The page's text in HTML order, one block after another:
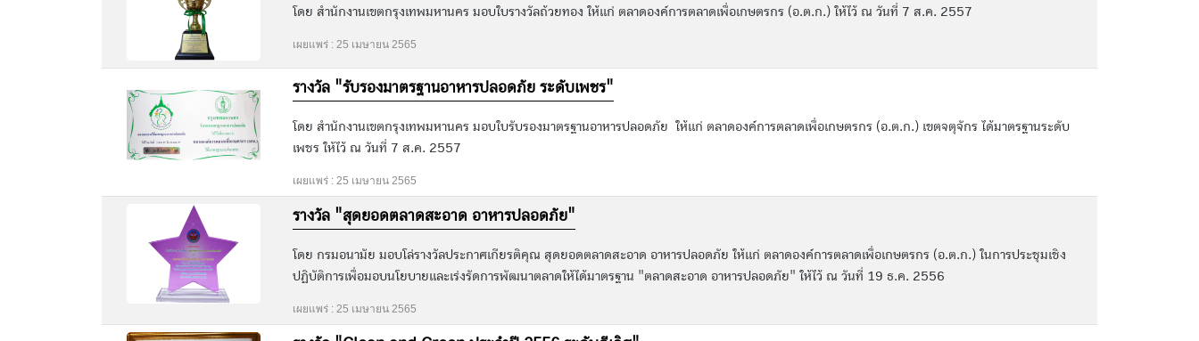
โดย สำนักงานเขตกรุงเทพมหานคร มอบใบรางวัลถ้วยทอง ให้แก่ ตลาดองค์การตลาดเพื่อเกษตรกร (อ.ต.ก.) ให้ไว้ ณ วันที่ 7 ส.ค. 2557
เผยแพร่ : 25 เมษายน 2565
รางวัล "รับรองมาตรฐานอาหารปลอดภัย ระดับเพชร"
โดย สำนักงานเขตกรุงเทพมหานคร มอบใบรับรองมาตรฐานอาหารปลอดภัย ให้แก่ ตลาดองค์การตลาดเพื่อเกษตรกร (อ.ต.ก.) เขตจตุจักร ได้มาตรฐานระดับ
เพชร ให้ไว้ ณ วันที่ 7 ส.ค. 2557
เผยแพร่ : 25 เมษายน 2565
รางวัล "สุดยอดตลาดสะอาด อาหารปลอดภัย"
โดย กรมอนามัย มอบโล่รางวัลประกาศเกียรติคุณ สุดยอดตลาดสะอาด อาหารปลอดภัย ให้แก่ ตลาดองค์การตลาดเพื่อเกษตรกร (อ.ต.ก.) ในการประชุมเชิง
ปฏิบัติการเพื่อมอบนโยบายและเร่งรัดการพัฒนาตลาดให้ได้มาตรฐาน "ตลาดสะอาด อาหารปลอดภัย" ให้ไว้ ณ วันที่ 19 ธ.ค. 2556
เผยแพร่ : 25 เมษายน 2565